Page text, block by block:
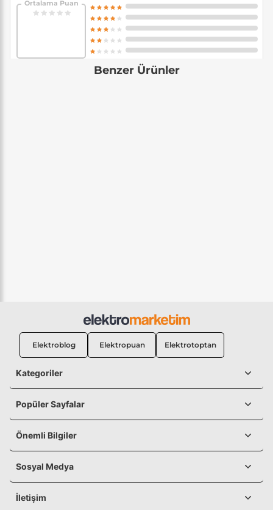
Ortalama Puan
Benzer Ürünler
Elektroblog Elektropuan Elektrotoptan
Kategoriler
Popüler Sayfalar
Önemli Bilgiler
Sosyal Medya
İletişim